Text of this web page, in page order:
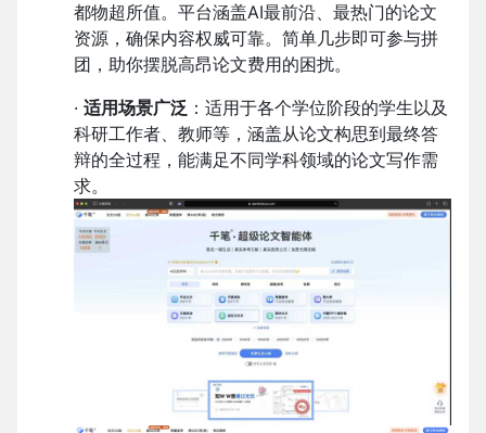
都物超所值。平台涵盖AI最前沿、最热门的论文
资源，确保内容权威可靠。简单几步即可参与拼
团，助你摆脱高昂论文费用的困扰。
· 适用场景广泛 ：适用于各个学位阶段的学生以及
科研工作者、教师等，涵盖从论文构思到最终答
辩的全过程，能满足不同学科领域的论文写作需
求。